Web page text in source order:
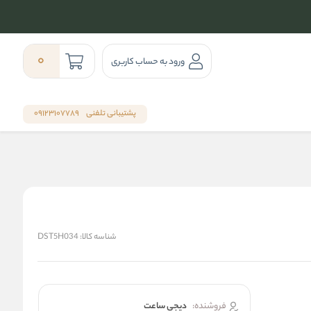
ورود به حساب کاربری 0
پشتیبانی تلفنی 09123107789
شناسه کالا:DST5H034
فروشنده: دیجی ساعت